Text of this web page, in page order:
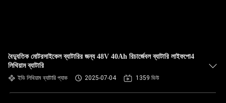
বৈদ্যুতিক মোটরসাইকেল ব্যাটারির জন্য 48V 40Ah রিচার্জেবল ব্যাটারি লাইফপো4
লিথিয়াম ব্যাটারি
ইভি লিথিয়াম ব্যাটারি প্যাক 2025-07-04 1359 ভিউ